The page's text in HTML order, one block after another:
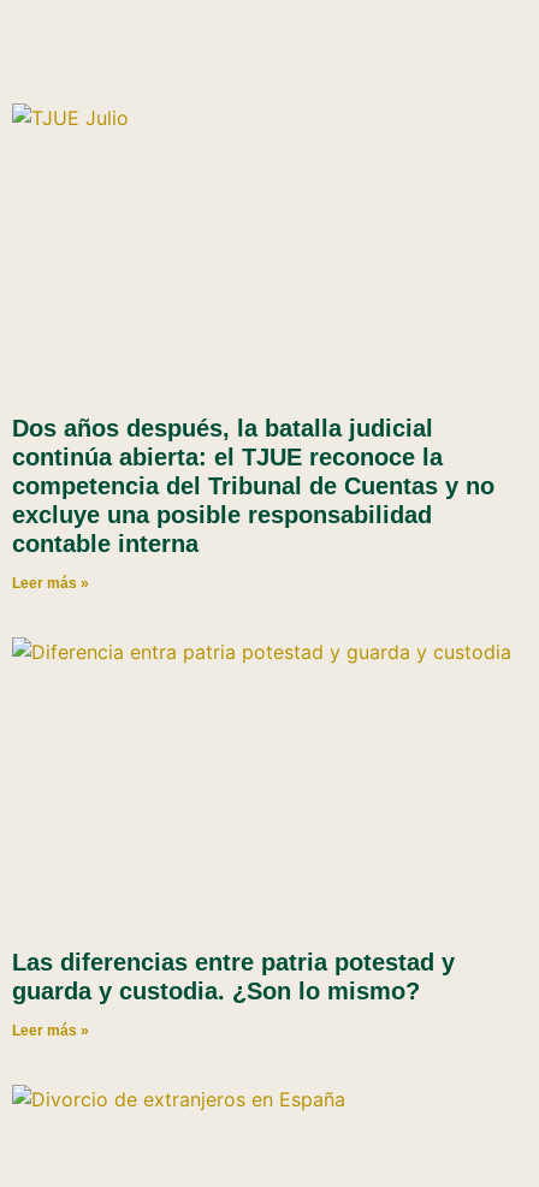
Dos años después, la batalla judicial
continúa abierta: el TJUE reconoce la
competencia del Tribunal de Cuentas y no
excluye una posible responsabilidad
contable interna
Leer más »
Las diferencias entre patria potestad y
guarda y custodia. ¿Son lo mismo?
Leer más »